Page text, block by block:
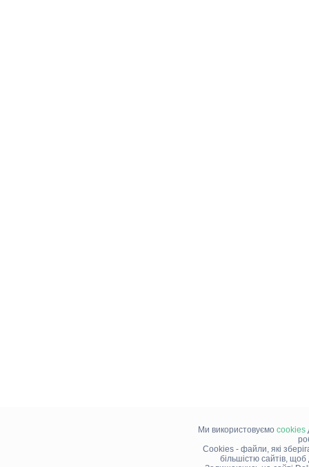
Ми використовуємо cookies
Cookies - файли, які
більшістю сайтів,